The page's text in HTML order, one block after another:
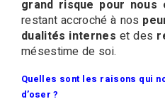
grand risque pour
restant accroché à nos
dualités internes et des
mésestime de soi.
Quelles sont les raisons qui
d’oser ?